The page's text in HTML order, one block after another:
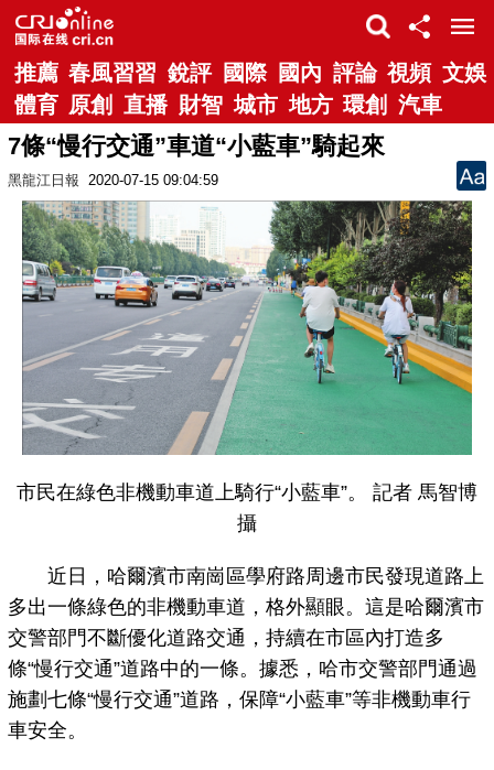
推薦 春風習習 銳評 國際 國內 評論 視頻 文娛
體育 原創 直播 財智 城市 地方 環創 汽車
7條“慢行交通”車道“小藍車”騎起來
黑龍江日報 2020-07-15 09:04:59
市民在綠色非機動車道上騎行“小藍車”。 記者 馬智博
攝
近日，哈爾濱市南崗區學府路周邊市民發現道路上
多出一條綠色的非機動車道，格外顯眼。這是哈爾濱市
交警部門不斷優化道路交通，持續在市區內打造多
條“慢行交通”道路中的一條。據悉，哈市交警部門通過
施劃七條“慢行交通”道路，保障“小藍車”等非機動車行
車安全。